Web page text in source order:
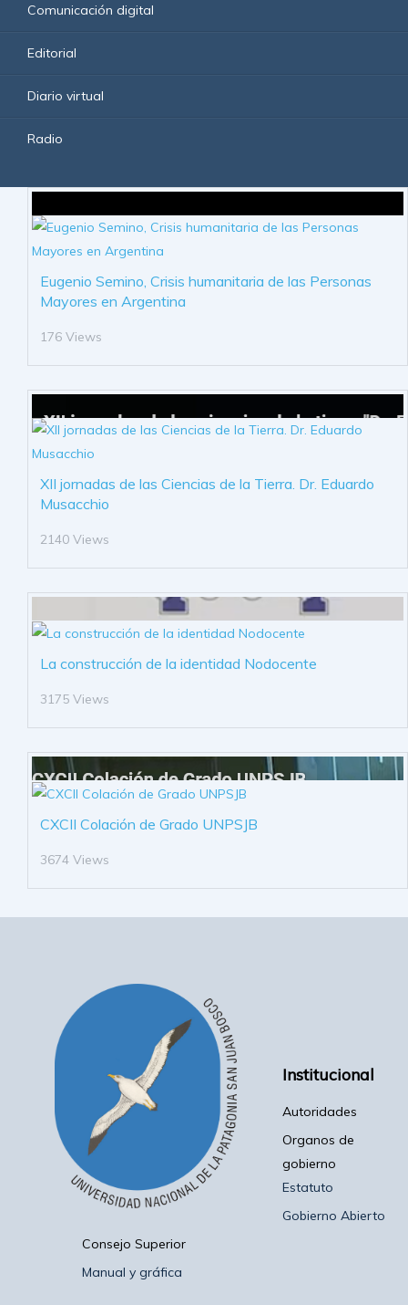
Comunicación digital
Editorial
Diario virtual
Radio
Eugenio Semino, Crisis humanitaria de las Personas
Mayores en Argentina
176 Views
XII jornadas de las Ciencias de la Tierra. Dr. Eduardo
Musacchio
2140 Views
La construcción de la identidad Nodocente
3175 Views
CXCII Colación de Grado UNPSJB
3674 Views
Institucional
Autoridades
Organos de
gobierno
Estatuto
Gobierno Abierto
Consejo Superior
Manual y gráfica